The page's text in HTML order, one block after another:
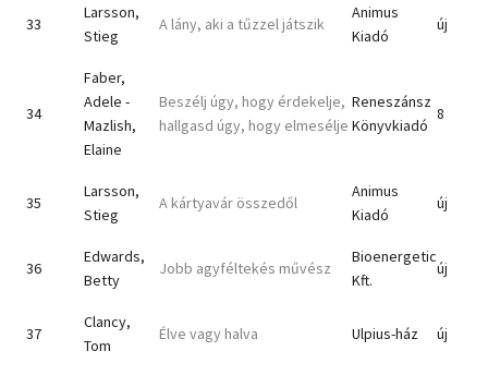
33
Larsson,
Stieg
A lány, aki a tűzzel játszik
Animus
Kiadó
új
34
Faber,
Adele -
Mazlish,
Elaine
Beszélj úgy, hogy érdekelje,
hallgasd úgy, hogy elmesélje
Reneszánsz
Könyvkiadó
8
35
Larsson,
Stieg
A kártyavár összedől
Animus
Kiadó
új
36
Edwards,
Betty
Jobb agyféltekés művész
Bioenergetic
Kft.
új
37
Clancy,
Tom
Élve vagy halva Ulpius-ház új